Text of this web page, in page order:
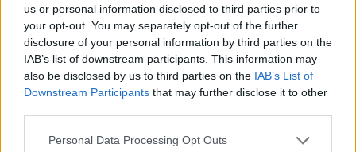
us or personal information disclosed to third parties prior to
your opt-out. You may separately opt-out of the further
disclosure of your personal information by third parties on the
IAB’s list of downstream participants. This information may
also be disclosed by us to third parties on the IAB’s List of
Downstream Participants that may further disclose it to other
Please note that this website/app uses one or more Google
Personal Data Processing Opt Outs
A BAROKK ÖSSZES ÁRNYALATA ÉS MÉG EGY SOR
KIVÁLÓ PROGRAM VÁR MINDENKIT EZEN A HÉTVÉGÉN